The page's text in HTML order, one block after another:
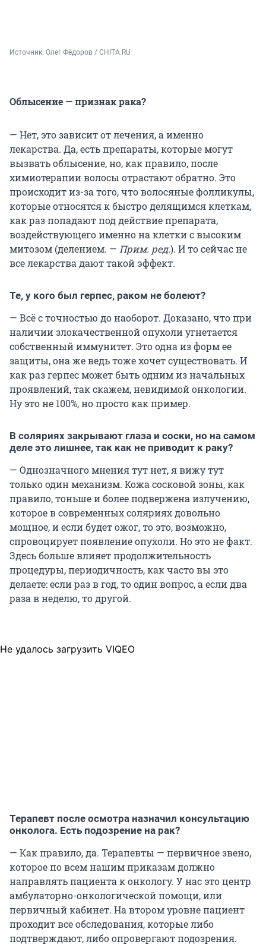
Источник: Олег Фёдоров / CHITA.RU
Облысение — признак рака?
— Нет, это зависит от лечения, а именно
лекарства. Да, есть препараты, которые могут
вызвать облысение, но, как правило, после
химиотерапии волосы отрастают обратно. Это
происходит из-за того, что волосяные фолликулы,
которые относятся к быстро делящимся клеткам,
как раз попадают под действие препарата,
воздействующего именно на клетки с высоким
митозом (делением. — Прим. ред.). И то сейчас не
все лекарства дают такой эффект.
Те, у кого был герпес, раком не болеют?
— Всё с точностью до наоборот. Доказано, что при
наличии злокачественной опухоли угнетается
собственный иммунитет. Это одна из форм ее
защиты, она же ведь тоже хочет существовать. И
как раз герпес может быть одним из начальных
проявлений, так скажем, невидимой онкологии.
Ну это не 100%, но просто как пример.
В соляриях закрывают глаза и соски, но на самом
деле это лишнее, так как не приводит к раку?
— Однозначного мнения тут нет, я вижу тут
только один механизм. Кожа сосковой зоны, как
правило, тоньше и более подвержена излучению,
которое в современных соляриях довольно
мощное, и если будет ожог, то это, возможно,
спровоцирует появление опухоли. Но это не факт.
Здесь больше влияет продолжительность
процедуры, периодичность, как часто вы это
делаете: если раз в год, то один вопрос, а если два
раза в неделю, то другой.
Не удалось загрузить VIQEO
Терапевт после осмотра назначил консультацию
онколога. Есть подозрение на рак?
— Как правило, да. Терапевты — первичное звено,
которое по всем нашим приказам должно
направлять пациента к онкологу. У нас это центр
амбулаторно-онкологической помощи, или
первичный кабинет. На втором уровне пациент
проходит все обследования, которые либо
подтверждают, либо опровергают подозрения.